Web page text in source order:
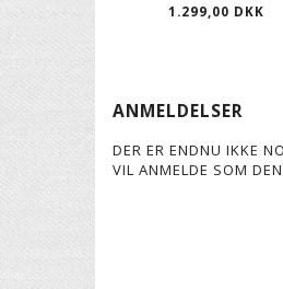
1.299,00 DKK
ANMELDELSER
DER ER ENDNU IKKE
VIL ANMELDE SOM